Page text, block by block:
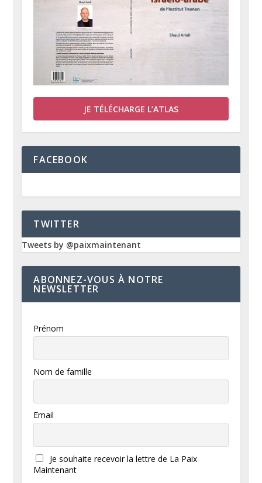
JE TÉLÉCHARGE L’ATLAS
FACEBOOK
TWITTER
Tweets by @paixmaintenant
ABONNEZ-VOUS À NOTRE
NEWSLETTER
Prénom
Nom de famille
Email
Je souhaite recevoir la lettre de La Paix
Maintenant